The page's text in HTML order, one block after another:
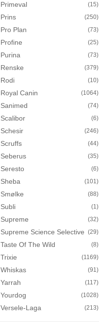
Primeval (15)
Prins (250)
Pro Plan (73)
Profine (25)
Purina (73)
Renske (379)
Rodi (10)
Royal Canin (1064)
Sanimed (74)
Scalibor (6)
Schesir (246)
Scruffs (44)
Seberus (35)
Seresto (6)
Sheba (101)
Smølke (88)
Subli (1)
Supreme (32)
Supreme Science Selective (29)
Taste Of The Wild (8)
Trixie (1169)
Whiskas (91)
Yarrah (117)
Yourdog (1028)
Versele-Laga (213)